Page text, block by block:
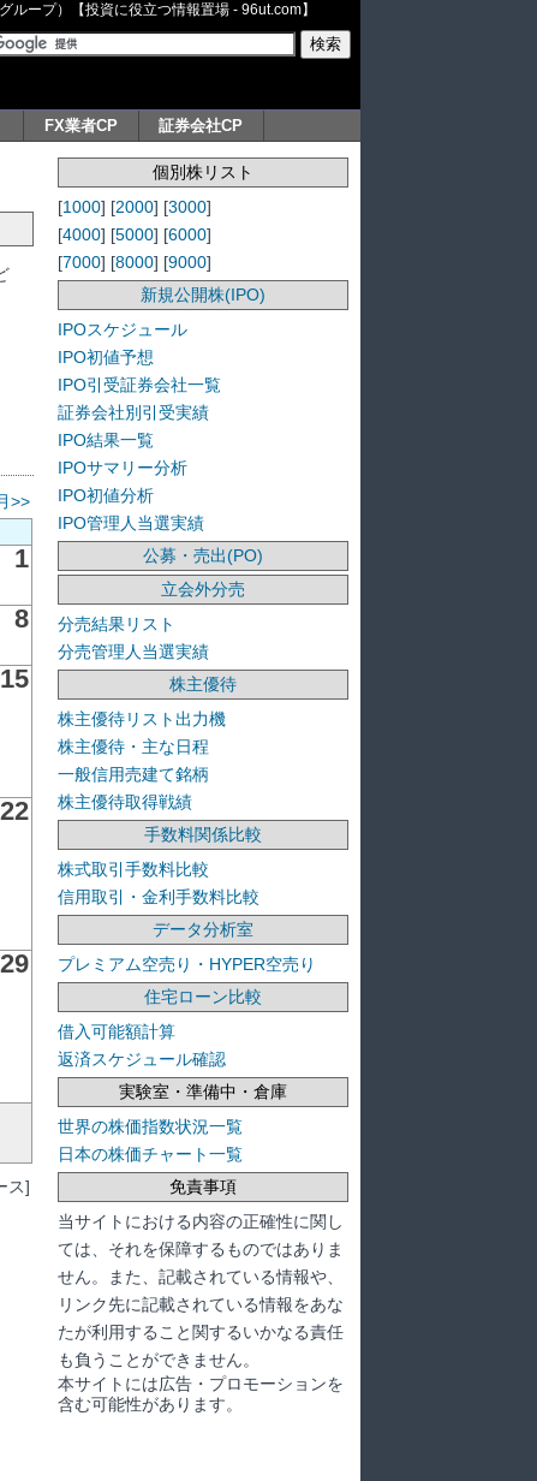
ープ）【投資に役立つ情報置場 - 96ut.com】
FX業者CP 証券会社CP
>>
1
8
15
22
29
ス]
個別株リスト
[1000] [2000] [3000]
[4000] [5000] [6000]
[7000] [8000] [9000]
新規公開株(IPO)
IPOスケジュール
IPO初値予想
IPO引受証券会社一覧
証券会社別引受実績
IPO結果一覧
IPOサマリー分析
IPO初値分析
IPO管理人当選実績
公募・売出(PO)
立会外分売
分売結果リスト
分売管理人当選実績
株主優待
株主優待リスト出力機
株主優待・主な日程
一般信用売建て銘柄
株主優待取得戦績
手数料関係比較
株式取引手数料比較
信用取引・金利手数料比較
データ分析室
プレミアム空売り・HYPER空売り
住宅ローン比較
借入可能額計算
返済スケジュール確認
実験室・準備中・倉庫
世界の株価指数状況一覧
日本の株価チャート一覧
免責事項
当サイトにおける内容の正確性に関し
ては、それを保障するものではありま
せん。また、記載されている情報や、
リンク先に記載されている情報をあな
たが利用すること関するいかなる責任
も負うことができません。
本サイトには広告・プロモーションを
含む可能性があります。